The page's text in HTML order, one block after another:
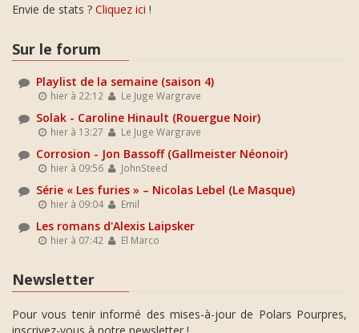
Envie de stats ? Cliquez ici !
Sur le forum
Playlist de la semaine (saison 4)
hier à 22:12 Le Juge Wargrave
Solak - Caroline Hinault (Rouergue Noir)
hier à 13:27 Le Juge Wargrave
Corrosion - Jon Bassoff (Gallmeister Néonoir)
hier à 09:56 JohnSteed
Série « Les furies » – Nicolas Lebel (Le Masque)
hier à 09:04 Emil
Les romans d'Alexis Laipsker
hier à 07:42 El Marco
Newsletter
Pour vous tenir informé des mises-à-jour de Polars Pourpres,
inscrivez-vous à notre newsletter !